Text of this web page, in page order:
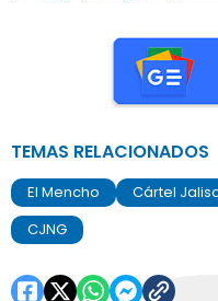
TEMAS RELACIONADOS
El Mencho
Cártel
CJNG